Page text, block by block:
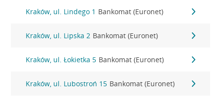
Kraków, ul. Lindego 1 Bankomat (Euronet)
Kraków, ul. Lipska 2 Bankomat (Euronet)
Kraków, ul. Łokietka 5 Bankomat (Euronet)
Kraków, ul. Lubostroń 15 Bankomat (Euronet)